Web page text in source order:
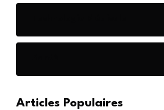
Articles Populaires